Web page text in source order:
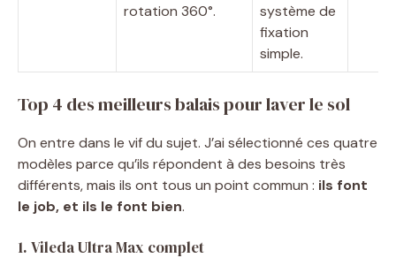
rotation 360°.
système de
fixation
simple.
Top 4 des meilleurs balais pour laver le sol
On entre dans le vif du sujet. J’ai sélectionné ces quatre
modèles parce qu’ils répondent à des besoins très
différents, mais ils ont tous un point commun : ils font
le job, et ils le font bien.
1. Vileda Ultra Max complet